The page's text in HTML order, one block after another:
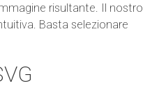
risultante. Il nostro
Basta selezionare